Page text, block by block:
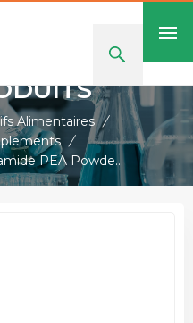
Alimentaires /
/
99% Palmitoylethanolamide PEA Powder For Anti-Inflammatory